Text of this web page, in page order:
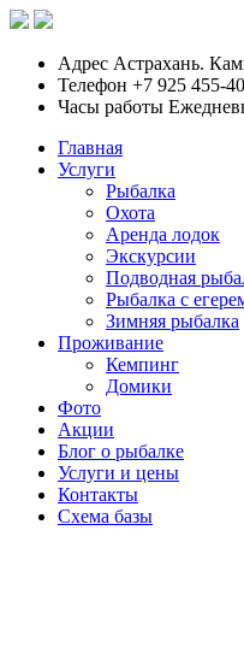
Адрес Астрахань.
Телефон +7 925 455-
Часы работы
Главная
Услуги
Рыбалка
Охота
Аренда лодок
Экскурсии
Подводная
Рыбалка с
Зимняя рыбалка
Проживание
Кемпинг
Домики
Фото
Акции
Блог о рыбалке
Услуги и цены
Контакты
Схема базы